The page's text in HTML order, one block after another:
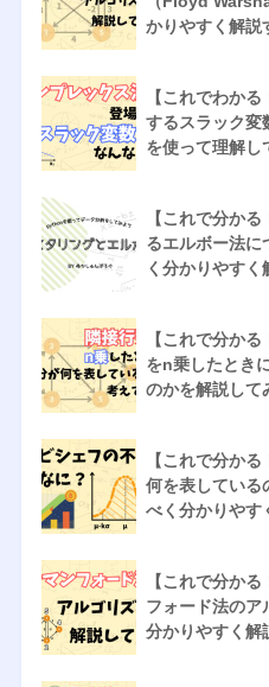
かりやすく解説
【これでわか
するスラック変
を使って理解し
【これで分か
るエルボー法
く分かりやすく
【これで分か
をn乗したとき
のかを解説して
【これで分か
何を表している
べく分かりやす
【これで分か
フォード法のア
分かりやすく解